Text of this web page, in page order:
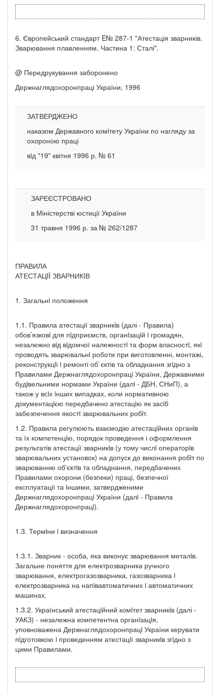
6. Європейський стандарт E№ 287-1 "Атестація зварників.
Зварювання плавленням. Частина 1: Сталі".
@ Передрукування заборонено
Держнаглядохоронпраці України, 1996
ЗАТВЕРДЖЕНО
наказом Державного комiтету України по нагляду за
охороною праці
вiд "19" квітня 1996 р. № 61
ЗАРЕЄСТРОВАНО
в Міністерстві юстиції України
31 травня 1996 р. за № 262/1287
ПРАВИЛА
АТЕСТАЦIЇ ЗВАРНИКIВ
1. Загальнi положення
1.1. Правила атестації зварникiв (далі - Правила)
обов’язковi для пiдприємств, органiзацiй i громадян,
незалежно вiд вiдомчої належностi та форм власностi, якi
проводять зварювальнi роботи при виготовленні, монтажі,
реконструкцiї i ремонті об`єктів та обладнання згiдно з
Правилами Держнаглядохоронпрацi України, Державними
будiвельними нормами України (далi - ДБН, СНиП), а
також у всiх iнших випадках, коли нормативною
документацiєю передбачено атестацiю як засiб
забезпечення якостi зварювальних робiт.
1.2. Правила регулюють взаємодію атестацiйних органiв
та їх компетенцiю, порядок проведення і оформлення
результатів атестації зварникiв (у тому числi операторiв
зварювальних установок) на допуск до виконання робiт по
зварюванню об'єктiв та обладнання, передбачених
Правилами охорони (безпеки) праці, безпечної
експлуатації та iншими, затвердженими
Держнаглядохоронпрацi України (далi - Правила
Держнаглядохоронпрацi).
1.3. Термiни i визначення
1.3.1. Зварник - особа, яка виконує зварювання металiв.
Загальне поняття для електрозварника ручного
зварювання, електрогазозварника, газозварника i
електрозварника на напiвавтоматичних i автоматичних
машинах.
1.3.2. Український атестацiйний комiтет зварникiв (далі -
УАКЗ) - незалежна компетентна органiзацiя,
уповноважена Держнаглядохоронпрацi України керувати
пiдготовкою i проведенням атестацiї зварникiв згiдно з
цими Правилами.